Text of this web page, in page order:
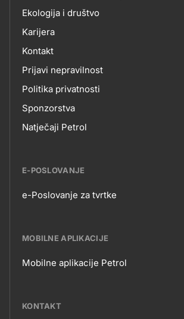
Ekologija i društvo
Karijera
Kontakt
Prijavi nepravilnost
Politika privatnosti
Sponzorstva
Natječaji Petrol
E-POSLOVANJE
POSLOVANJE
e-Poslovanje za tvrtke
MOBILNE APLIKACIJE
APLIKACIJE
Mobilne aplikacije Petrol
KONTAKT